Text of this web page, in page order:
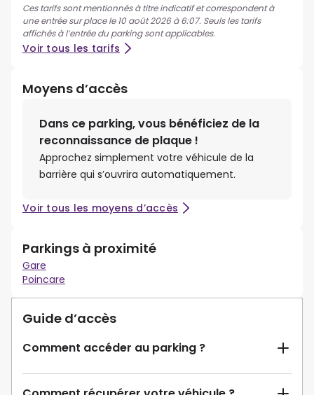
Ces tarifs sont mentionnés à titre indicatif et correspondent à
une entrée sur place le 10 août 2026 à 6:07. Seuls les tarifs
affichés à l’entrée du parking sont applicables.
Voir tous les tarifs
Moyens d’accès
Dans ce parking, vous bénéficiez de la
reconnaissance de plaque !
Approchez simplement votre véhicule de la
barrière qui s’ouvrira automatiquement.
Voir tous les moyens d’accès
Parkings à proximité
Gare
Poincare
Guide d’accès
Comment accéder au parking ?